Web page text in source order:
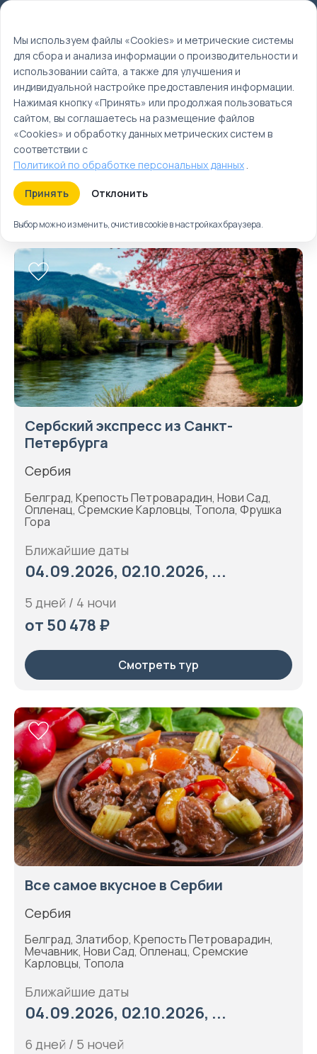
Главная
Туры
Гастрономические
туры: путешествия
для настоящих
гурманов
Сербский экспресс из Санкт-
Петербурга
Сербия
Белград, Крепость Петроварадин, Нови Сад,
Опленац, Сремские Карловцы, Топола, Фрушка
Гора
Ближайшие даты
04.09.2026, 02.10.2026, ...
5 дней / 4 ночи
от 50 478 ₽
Смотреть тур
Все самое вкусное в Сербии
Сербия
Белград, Златибор, Крепость Петроварадин,
Мечавник, Нови Сад, Опленац, Сремские
Карловцы, Топола
Ближайшие даты
04.09.2026, 02.10.2026, ...
6 дней / 5 ночей
Мы используем файлы «Cookies» и метрические системы
для сбора и анализа информации о производительности и
использовании сайта, а также для улучшения и
индивидуальной настройке предоставления информации.
Нажимая кнопку «Принять» или продолжая пользоваться
сайтом, вы соглашаетесь на размещение файлов
«Cookies» и обработку данных метрических систем в
соответствии с
Политикой по обработке персональных данных.
Принять Отклонить
Выбор можно изменить, очистив cookie в настройках браузера.